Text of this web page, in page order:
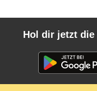
Hol dir jetzt die